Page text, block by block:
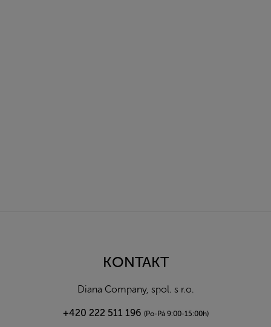
KONTAKT
Diana Company, spol. s r.o.
+420 222 511 196 (Po-Pá 9:00-15:00h)